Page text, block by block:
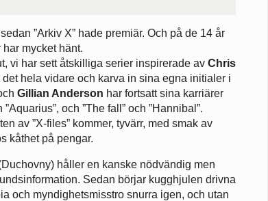
”Arkiv X” hade premiär. Och på de 14 år
mycket hänt.
vi har sett åtskilliga serier inspirerade av Chris
hela vidare och karva in sina egna initialer i
Gillian Anderson har fortsatt sina karriärer
och ”The fall” och ”Hannibal”.
av ”X-files” kommer, tyvärr, med smak av
kåthet på pengar.
håller en kanske nödvändig men
Sedan börjar kugghjulen drivna
och myndighetsmisstro snurra igen, och utan